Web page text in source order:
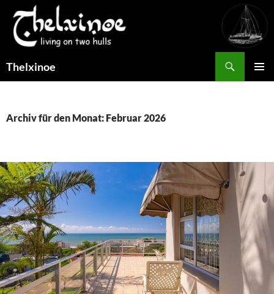
Thelxinoe
Archiv für den Monat: Februar 2026